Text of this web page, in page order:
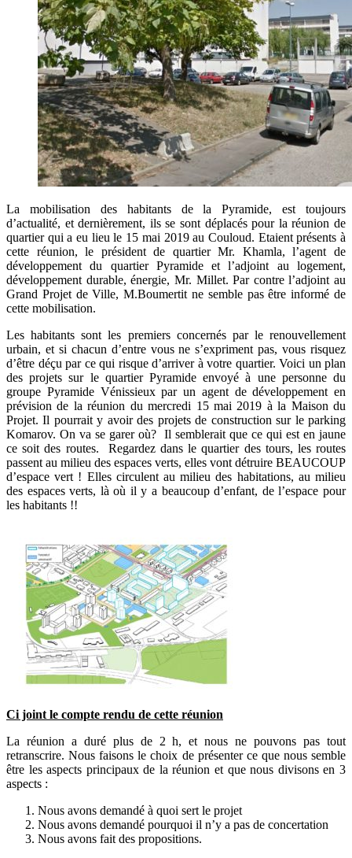
La mobilisation des habitants de la Pyramide, est toujours
d’actualité, et dernièrement, ils se sont déplacés pour la réunion de
quartier qui a eu lieu le 15 mai 2019 au Couloud. Etaient présents à
cette réunion, le président de quartier Mr. Khamla, l’agent de
développement du quartier Pyramide et l’adjoint au logement,
développement durable, énergie, Mr. Millet. Par contre l’adjoint au
Grand Projet de Ville, M.Boumertit ne semble pas être informé de
cette mobilisation.
Les habitants sont les premiers concernés par le renouvellement
urbain, et si chacun d’entre vous ne s’expriment pas, vous risquez
d’être déçu par ce qui risque d’arriver à votre quartier. Voici un plan
des projets sur le quartier Pyramide envoyé à une personne du
groupe Pyramide Vénissieux par un agent de développement en
prévision de la réunion du mercredi 15 mai 2019 à la Maison du
Projet.Il pourrait y avoir des projets de construction sur le parking
Komarov. On va se garer où? Il semblerait que ce qui est en jaune
ce soit des routes. Regardez dans le quartier des tours, les routes
passent au milieu des espaces verts, elles vont détruire BEAUCOUP
d’espace vert ! Elles circulent au milieu des habitations, au milieu
des espaces verts, là où il y a beaucoup d’enfant, de l’espace pour
les habitants !!
Ci joint le compte rendu de cette réunion
La réunion a duré plus de 2 h, et nous ne pouvons pas tout
retranscrire. Nous faisons le choix de présenter ce que nous semble
être les aspects principaux de la réunion et que nous divisons en 3
aspects :
Nous avons demandé à quoi sert le projet
Nous avons demandé pourquoi il n’y a pas de concertation
Nous avons fait des propositions.